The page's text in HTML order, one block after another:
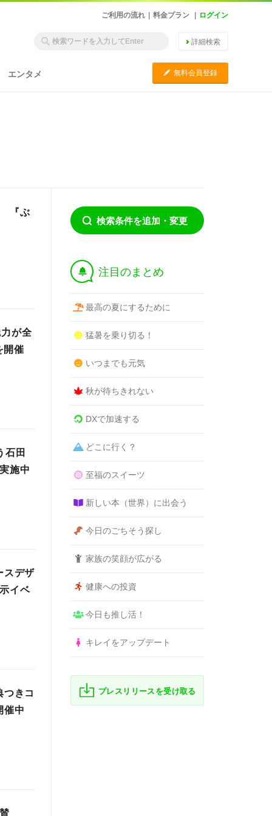
ご利用の流れ 料金プラン ログイン
詳細検索
エンタメ C 無料会員登録
『ぶ
が全
開催
石田
施中
スデザ
イベ
つきコ
催中
賛
検索条件を追加・変更
† 注目のまとめ
最高の夏にするために
猛暑を乗り切る！
いつまでも元気
秋が待ちきれない
DXで加速する
どこに行く？
至福のスイーツ
新しい本（世界）に出会う
今日のごちそう探し
家族の笑顔が広がる
健康への投資
今日も推し活！
キレイをアップデート
プレスリリースを受け取る